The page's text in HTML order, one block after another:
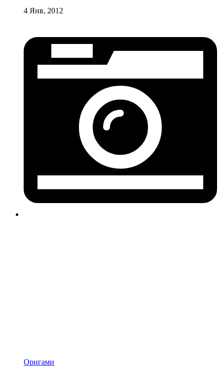
4 Янв, 2012
Оригами